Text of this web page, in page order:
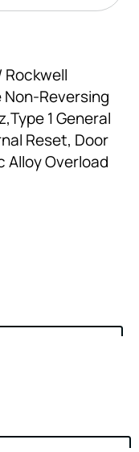
Non-Reversing
1 General
Reset, Door
Overload